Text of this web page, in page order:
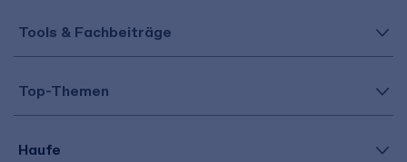
Tools & Fachbeiträge
Top-Themen
Haufe